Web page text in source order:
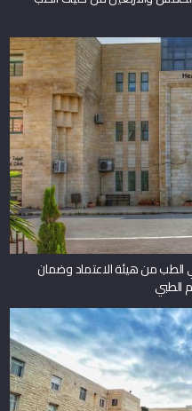
الطب من هيئة الاعتماد وضمان
الطبي